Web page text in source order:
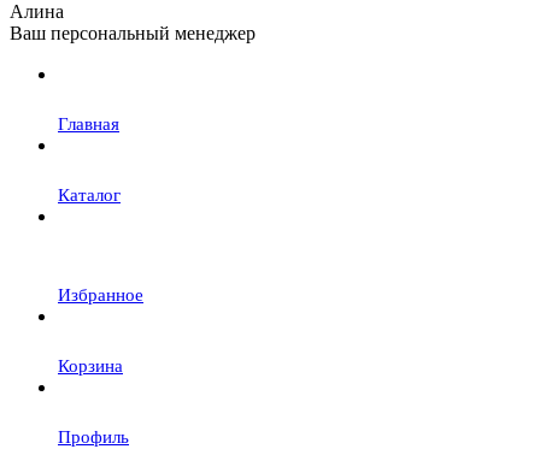
Алина
Ваш персональный менеджер
Главная
Каталог
Избранное
Корзина
Профиль